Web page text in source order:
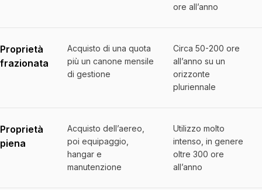
ore all’anno
Proprietà
frazionata
Acquisto di una quota
più un canone mensile
di gestione
Circa 50-200 ore
all’anno su un
orizzonte
pluriennale
Proprietà
piena
Acquisto dell’aereo,
poi equipaggio,
hangar e
manutenzione
Utilizzo molto
intenso, in genere
oltre 300 ore
all’anno